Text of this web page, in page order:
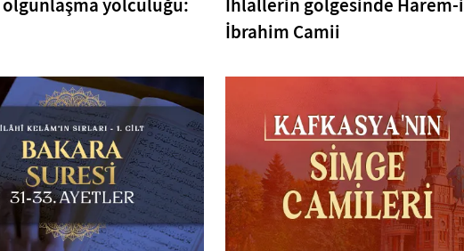
yolculuğu:
İhlallerin gölgesinde Harem-i
İbrahim Camii